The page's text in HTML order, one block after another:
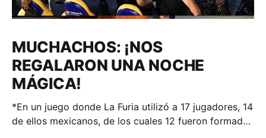
MUCHACHOS: ¡NOS
REGALARON UNA NOCHE
MÁGICA!
*En un juego donde La Furia utilizó a 17 jugadores, 14
de ellos mexicanos, de los cuales 12 fueron formados